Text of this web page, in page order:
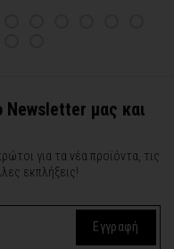
Newsletter μας και
για τα νέα προϊόντα, τις
εκπλήξεις!
Εγγραφή